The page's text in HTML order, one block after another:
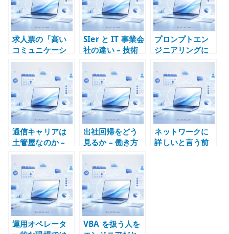
求人票の「高い
コミュニケーシ
ョン能力」が危
険な理由 – 要件
定義できない組
織を見抜く
SIer と IT 事業会
社の違い – 技術
経験を積める環
境はどちらか
プロンプトエン
ジニアリングに
惹かれる人は非
エンジニア層な
のか – AI 活用と
構造化能力の違
い
通信キャリアは
土管屋なのか –
ネットワーク事
業者に求められ
る技術責任
出社回帰をどう
見るか – 働き方
を場所ではなく
成果と設計で考
える
ネットワークに
詳しいと言う前
運用オペレータ
VBA を扱う人を